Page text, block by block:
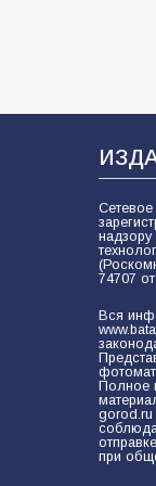
74707
Вся
Полное
gorod.ru
при